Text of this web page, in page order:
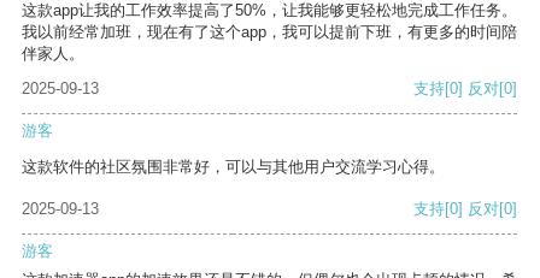
这款app让我的工作效率提高了50%，让我能够更轻松地完成工作任务。
我以前经常加班，现在有了这个app，我可以提前下班，有更多的时间陪
伴家人。
2025-09-13
支持[0] 反对[0]
游客
这款软件的社区氛围非常好，可以与其他用户交流学习心得。
2025-09-13 支持[0] 反对[0]
游客